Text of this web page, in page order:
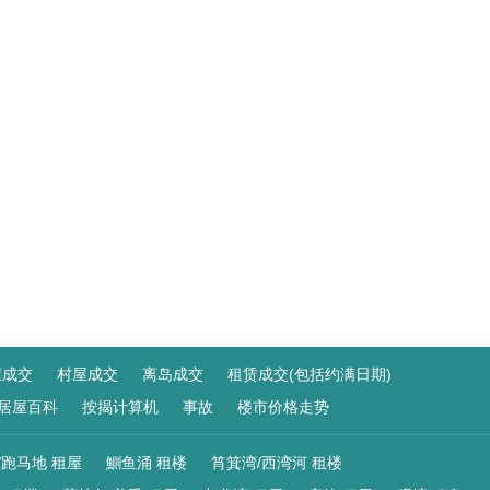
交 村屋成交 离岛成交
租赁成交(包括约满日期)
居屋百科 按揭计算机 事故 楼市价格走势
马地 租屋 鰂鱼涌 租楼
筲箕湾/西湾河 租楼